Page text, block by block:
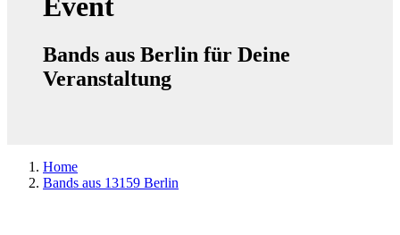
Event
Bands aus Berlin für Deine
Veranstaltung
Home
Bands aus 13159 Berlin